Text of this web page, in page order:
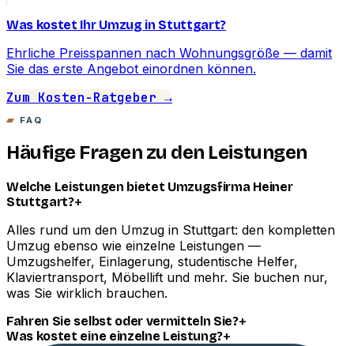
Was kostet Ihr Umzug in Stuttgart?
Ehrliche Preisspannen nach Wohnungsgröße — damit
Sie das erste Angebot einordnen können.
Zum Kosten-Ratgeber →
FAQ
Häufige Fragen zu den Leistungen
Welche Leistungen bietet Umzugsfirma Heiner
Stuttgart?+
Alles rund um den Umzug in Stuttgart: den kompletten
Umzug ebenso wie einzelne Leistungen —
Umzugshelfer, Einlagerung, studentische Helfer,
Klaviertransport, Möbellift und mehr. Sie buchen nur,
was Sie wirklich brauchen.
Fahren Sie selbst oder vermitteln Sie?+
Was kostet eine einzelne Leistung?+